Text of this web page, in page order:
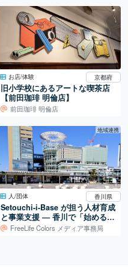
お店/体験 京都府
旧小学校にあるアートな喫茶店
【前田珈琲 明倫店】
前田珈琲 明倫店
地域連携
人/団体 香川県
Setouchi-i-Base が担う人材育成
と事業支援 ― 香川で「始める」
を支える拠点
FreeLife Colors メディア事務局